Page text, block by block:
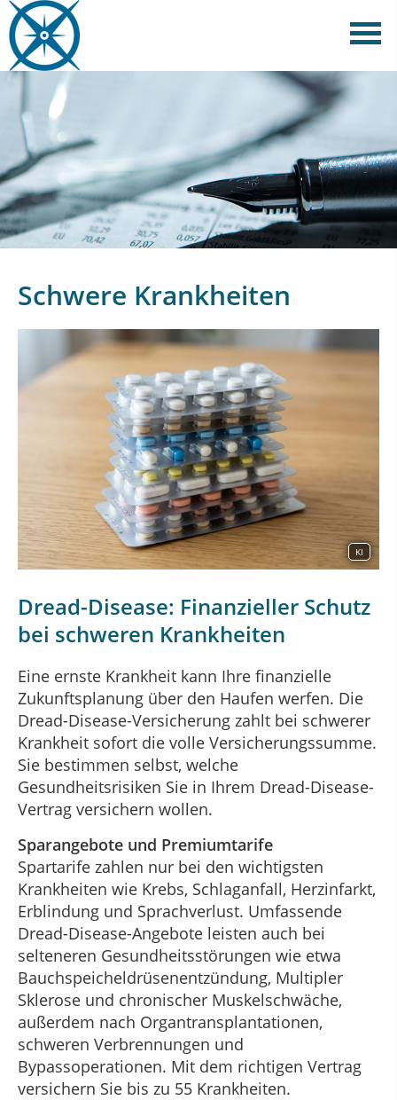
Schwere Krankheiten
KI
Dread-Disease: Finanzieller Schutz
bei schweren Krankheiten
Eine ernste Krankheit kann Ihre finanzielle
Zukunftsplanung über den Haufen werfen. Die
Dread-Disease-Versicherung zahlt bei schwerer
Krankheit sofort die volle Versicherungssumme.
Sie bestimmen selbst, welche
Gesundheitsrisiken Sie in Ihrem Dread-Disease-
Vertrag versichern wollen.
Sparangebote und Premiumtarife
Spartarife zahlen nur bei den wichtigsten
Krankheiten wie Krebs, Schlaganfall, Herzinfarkt,
Erblindung und Sprachverlust. Umfassende
Dread-Disease-Angebote leisten auch bei
selteneren Gesundheitsstörungen wie etwa
Bauchspeicheldrüsenentzündung, Multipler
Sklerose und chronischer Muskelschwäche,
außerdem nach Organtransplantationen,
schweren Verbrennungen und
Bypassoperationen. Mit dem richtigen Vertrag
versichern Sie bis zu 55 Krankheiten.